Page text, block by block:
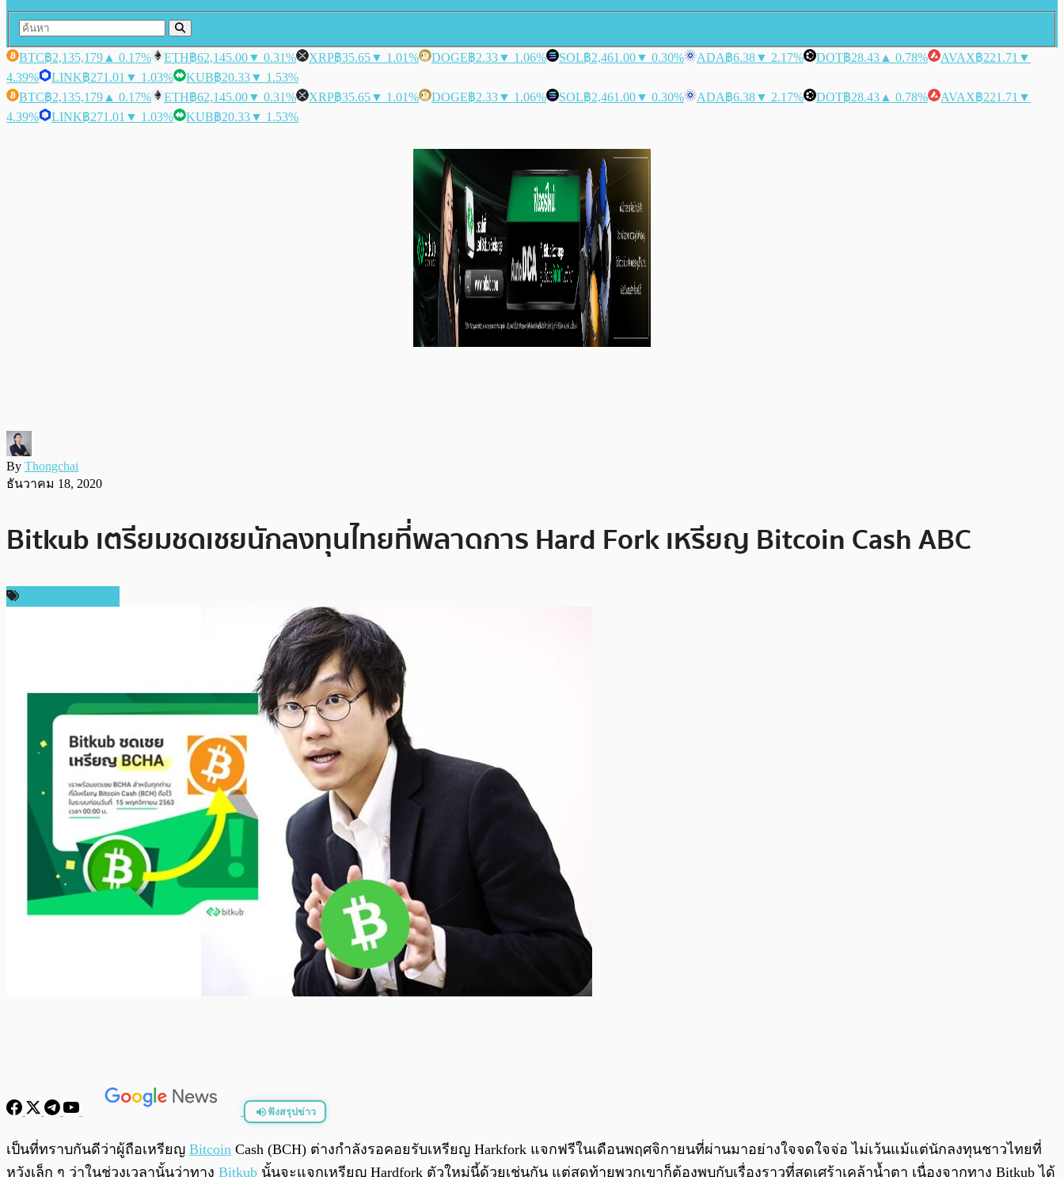
BTC฿2,135,179 ▲ 0.17% ETH฿62,145.00▼ 0.31% XRP฿35.65▼ 1.01% DOGE฿2.33▼ 1.06% SOL฿2,461.00▼ 0.30% ADA฿6.38▼ 2.17% DOT฿28.43 ▲ 0.78% AVAX฿221.71 ▼
4.39%
LINK฿271.01 ▼ 1.03% KUB฿20.33▼ 1.53%
BTC฿2,135,179 ▲ 0.17% ETH฿62,145.00▼ 0.31% XRP฿35.65▼ 1.01% DOGE฿2.33▼ 1.06% SOL฿2,461.00▼ 0.30% ADA฿6.38▼ 2.17% DOT฿28.43 ▲ 0.78% AVAX฿221.71 ▼
4.39%
LINK฿271.01 ▼ 1.03% KUB฿20.33▼ 1.53%
By Thongchai
ธันวาคม 18, 2020
Bitkub เตรียมชดเชยนักลงทุนไทยที่พลาดการ Hard Fork เหรียญ Bitcoin Cash ABC
ฟังสรุปข่าว
พร้อมเล่น
เป็นที่ทราบกันดีว่าผู้ถือเหรียญ Bitcoin Cash (BCH) ต่างกำลังรอคอยรับเหรียญ Harkfork แจกฟรีในเดือนพฤศจิกายนที่ผ่านมาอย่างใจจดใจจ่อ ไม่เว้นแม้แต่นักลงทุนชาวไทยที่
หวังเล็ก ๆ ว่าในช่วงเวลานั้นว่าทาง Bitkub นั้นจะแจกเหรียญ Hardfork ตัวใหม่นี้ด้วยเช่นกัน แต่สุดท้ายพวกเขาก็ต้องพบกับเรื่องราวที่สุดเศร้าเคล้าน้ำตา เนื่องจากทาง Bitkub ได้